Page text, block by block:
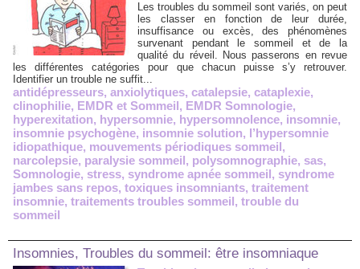
Les troubles du sommeil sont variés, on peut
les classer en fonction de leur durée,
insuffisance ou excès, des phénomènes
survenant pendant le sommeil et de la
qualité du réveil. Nous passerons en revue
les différentes catégories pour que chacun puisse s’y retrouver.
Identifier un trouble ne suffit...
antidépresseurs, anxiolytiques, catalepsie, cataplexie,
clinophilie, EMDR et Sommeil, EMDR Somnologie,
hyperexitation, hypersomnie, hypersomnolence, insomnie,
insomnie psychogène, insomnie solution, l’hypersomnie
idiopathique, mouvements périodiques sommeil,
narcolepsie, paralysie sommeil, polysomnographie, sas,
Somnologie, stress, syndrome apnée sommeil, syndrome
jambes sans repos, toxiques insomniants, traitement
insomnie, traitements troubles sommeil, trouble du
sommeil
Insomnies, Troubles du sommeil: être insomniaque